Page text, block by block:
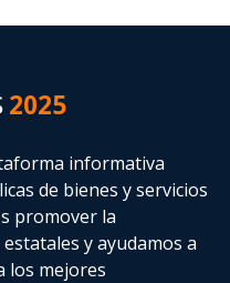
2025
informativa
de bienes y servicios
promover la
estatalesy ayudamos a
los mejores